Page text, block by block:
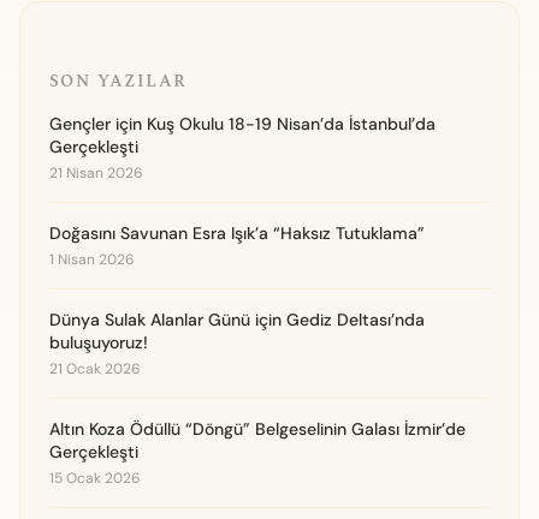
SON YAZILAR
Gençler için Kuş Okulu 18-19 Nisan’da İstanbul’da
Gerçekleşti
21 Nisan 2026
Doğasını Savunan Esra Işık’a “Haksız Tutuklama”
1 Nisan 2026
Dünya Sulak Alanlar Günü için Gediz Deltası’nda
buluşuyoruz!
21 Ocak 2026
Altın Koza Ödüllü “Döngü” Belgeselinin Galası İzmir’de
Gerçekleşti
15 Ocak 2026